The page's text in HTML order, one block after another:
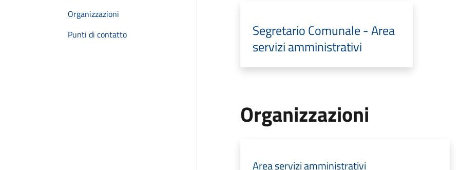
Organizzazioni
Punti di contatto
Segretario Comunale - Area
servizi amministrativi
Organizzazioni
Area servizi amministrativi